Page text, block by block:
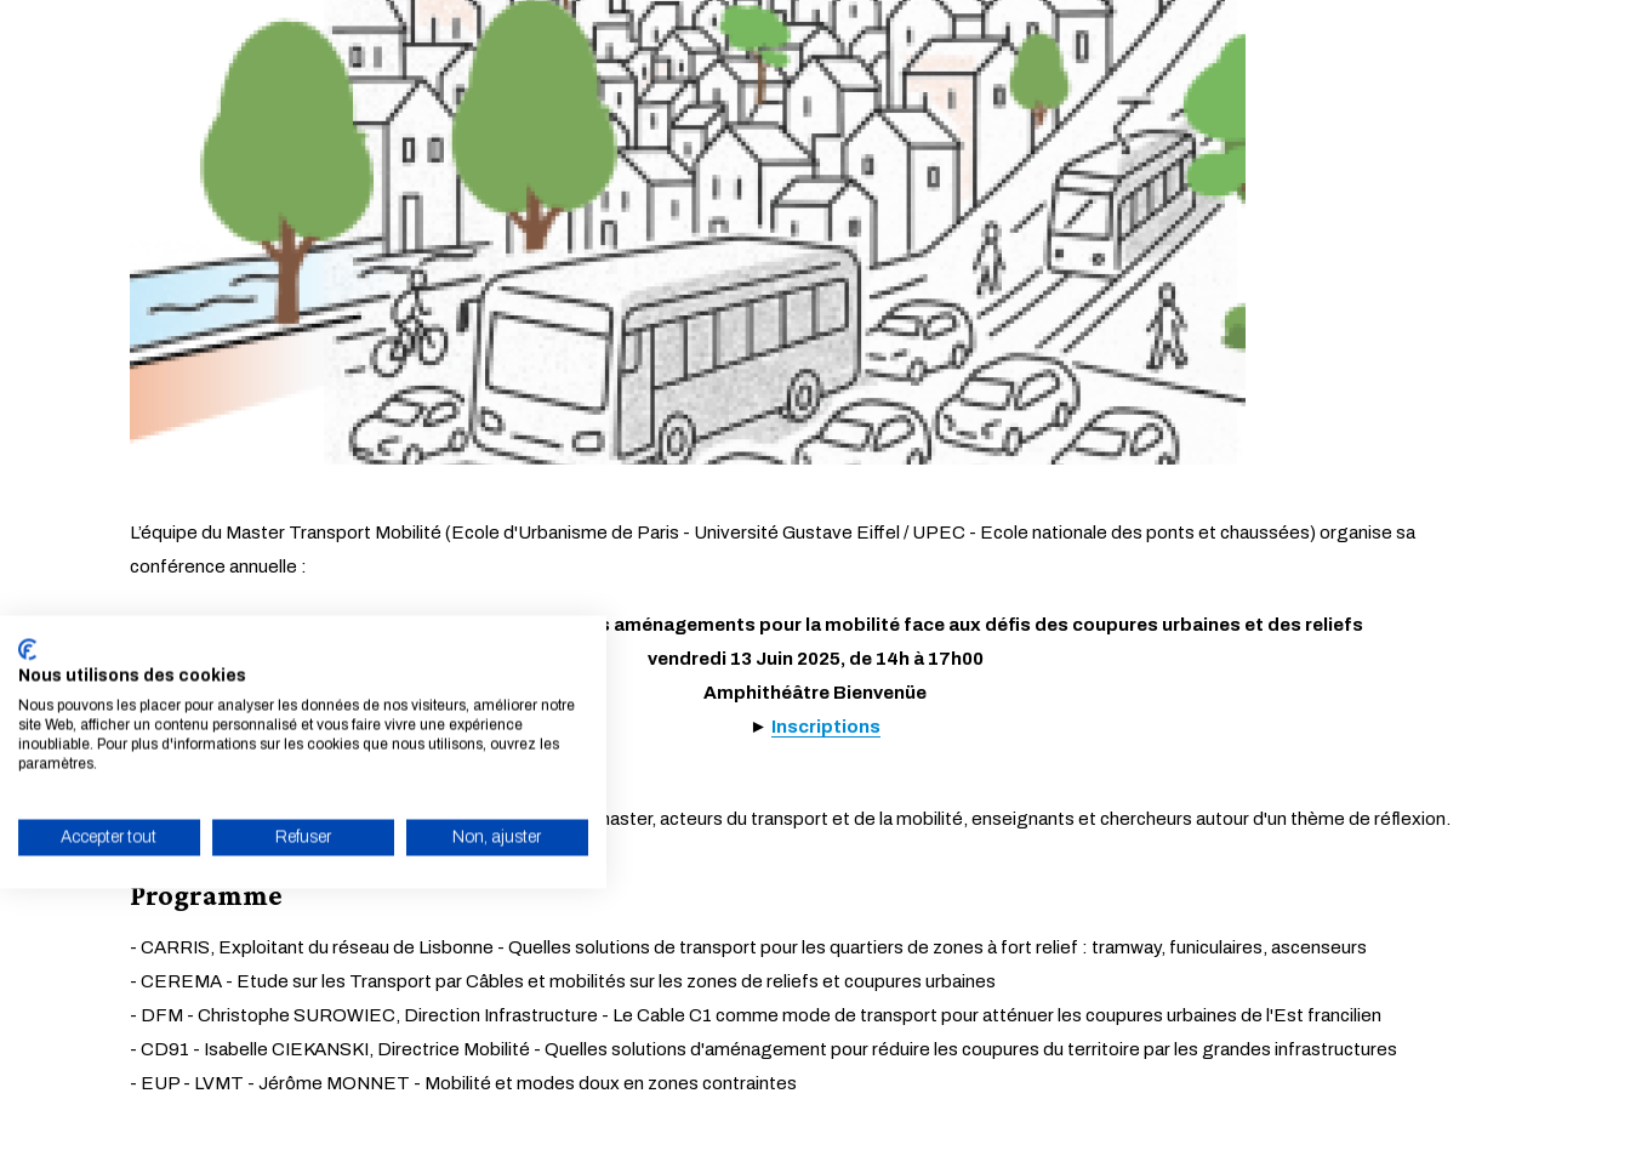
L’équipe du Master Transport Mobilité (Ecole d'Urbanisme de Paris - Université Gustave Eiffel / UPEC - Ecole nationale des ponts et chaussées) organise sa
conférence annuelle :
Transports en milieux contraints - Les aménagements pour la mobilité face aux défis des coupures urbaines et des reliefs
vendredi 13 Juin 2025, de 14h à 17h00
Amphithéâtre Bienvenüe
► Inscriptions
Cette rencontre vise à rassembler étudiants, anciens du master, acteurs du transport et de la mobilité, enseignants et chercheurs autour d'un thème de réflexion.
Programme
- CARRIS, Exploitant du réseau de Lisbonne - Quelles solutions de transport pour les quartiers de zones à fort relief : tramway, funiculaires, ascenseurs
- CEREMA - Etude sur les Transport par Câbles et mobilités sur les zones de reliefs et coupures urbaines
- DFM - Christophe SUROWIEC, Direction Infrastructure - Le Cable C1 comme mode de transport pour atténuer les coupures urbaines de l'Est francilien
- CD91 - Isabelle CIEKANSKI, Directrice Mobilité - Quelles solutions d'aménagement pour réduire les coupures du territoire par les grandes infrastructures
- EUP - LVMT - Jérôme MONNET - Mobilité et modes doux en zones contraintes
Nous utilisons des cookies
Nous pouvons les placer pour analyser les données de nos visiteurs, améliorer notre
site Web, afficher un contenu personnalisé et vous faire vivre une expérience
inoubliable. Pour plus d'informations sur les cookies que nous utilisons, ouvrez les
paramètres.
Accepter tout Refuser Non, ajuster